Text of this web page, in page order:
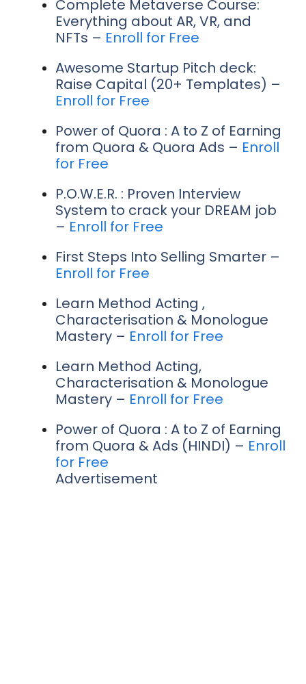
Complete Metaverse Course:
Everything about AR, VR, and
NFTs – Enroll for Free
Awesome Startup Pitch deck:
Raise Capital (20+ Templates) –
Enroll for Free
Power of Quora : A to Z of Earning
from Quora & Quora Ads – Enroll
for Free
P.O.W.E.R. : Proven Interview
System to crack your DREAM job
– Enroll for Free
First Steps Into Selling Smarter –
Enroll for Free
Learn Method Acting ,
Characterisation & Monologue
Mastery – Enroll for Free
Learn Method Acting,
Characterisation & Monologue
Mastery – Enroll for Free
Power of Quora : A to Z of Earning
from Quora & Ads (HINDI) – Enroll
for Free
Advertisement